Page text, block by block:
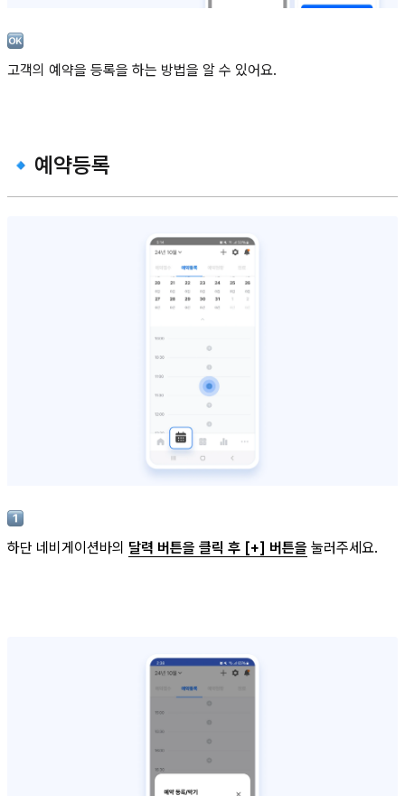
고객의 예약을 등록을 하는 방법을 알 수 있어요.
🔹예약등록
하단 네비게이션바의 달력 버튼을 클릭 후 [+] 버튼을 눌러주세요.